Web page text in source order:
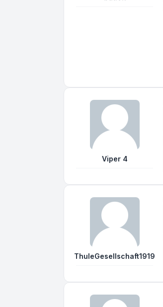
Viper 4
ThuleGesellschaft1919